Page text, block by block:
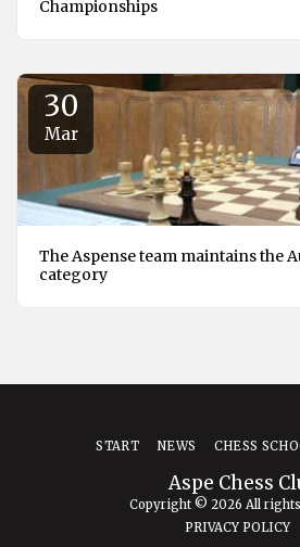
Championships
30
Mar
The Aspense team maintains the
category
Aspe Chess
Copyright © 2026 All
PRIVACY POLICY
START NEWS CHESS